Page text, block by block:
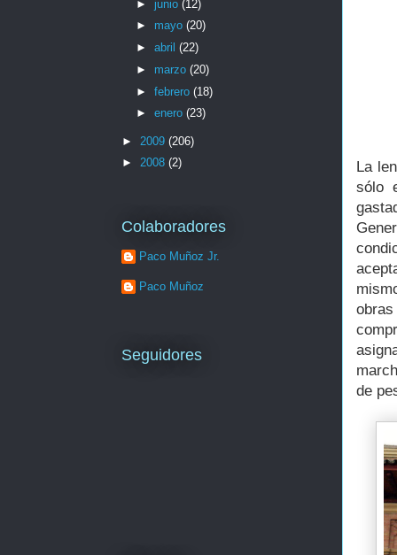
La
sólo
de
► junio (12)
► mayo (20)
► abril (22)
► marzo (20)
► febrero (18)
► enero (23)
► 2009 (206)
► 2008 (2)
Colaboradores
Paco Muñoz Jr.
Paco Muñoz
Seguidores